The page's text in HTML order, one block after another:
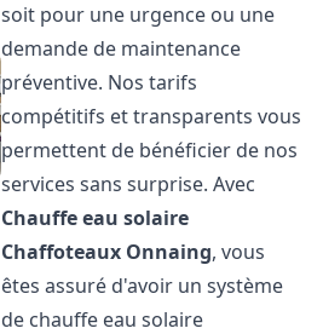
soit pour une urgence ou une
demande de maintenance
préventive. Nos tarifs
compétitifs et transparents vous
permettent de bénéficier de nos
services sans surprise. Avec
Chauffe eau solaire
Chaffoteaux Onnaing, vous
êtes assuré d'avoir un système
de chauffe eau solaire